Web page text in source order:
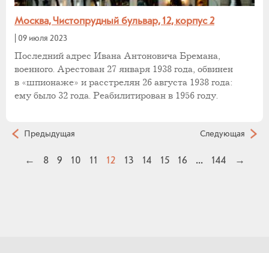
Москва, Чистопрудный бульвар, 12, корпус 2
09 июля 2023
Последний адрес Ивана Антоновича Бремана,
военного. Арестован 27 января 1938 года, обвинен
в «шпионаже» и расстрелян 26 августа 1938 года:
ему было 32 года. Реабилитирован в 1956 году.
Предыдущая Следующая
← 8 9 10 11 12 13 14 15 16 ... 144 →